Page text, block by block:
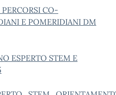
CO-
E POMERIDIANI DM
ESPERTO STEM E